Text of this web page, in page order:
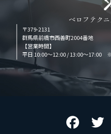
ベロフテク
〒379-2131
群馬県前橋市西善町2004番地
【営業時間】
平日 10:00～12:00 / 13:00～17:00